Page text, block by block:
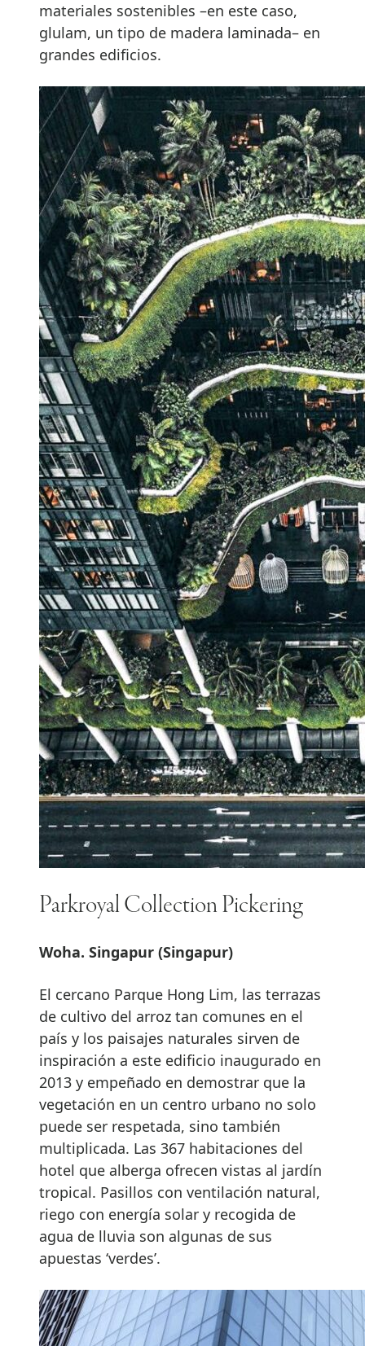
materiales sostenibles –en este caso,
glulam, un tipo de madera laminada– en
grandes edificios.
Parkroyal Collection Pickering
Woha. Singapur (Singapur)
El cercano Parque Hong Lim, las terrazas
de cultivo del arroz tan comunes en el
país y los paisajes naturales sirven de
inspiración a este edificio inaugurado en
2013 y empeñado en demostrar que la
vegetación en un centro urbano no solo
puede ser respetada, sino también
multiplicada. Las 367 habitaciones del
hotel que alberga ofrecen vistas al jardín
tropical. Pasillos con ventilación natural,
riego con energía solar y recogida de
agua de lluvia son algunas de sus
apuestas ‘verdes’.